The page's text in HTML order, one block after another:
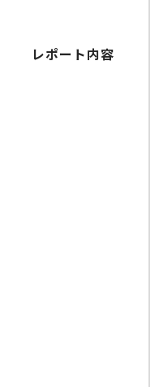
レポート内容